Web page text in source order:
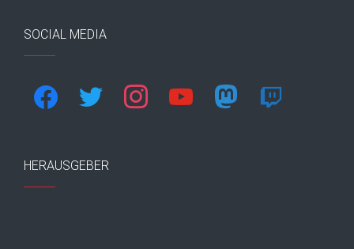
SOCIAL MEDIA
facebook twitter instagram youtube mastodon twitch
HERAUSGEBER